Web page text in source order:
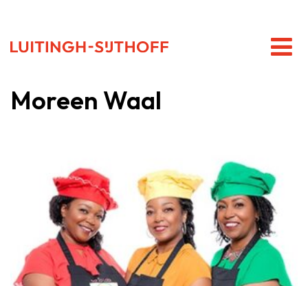
Moreen Waal